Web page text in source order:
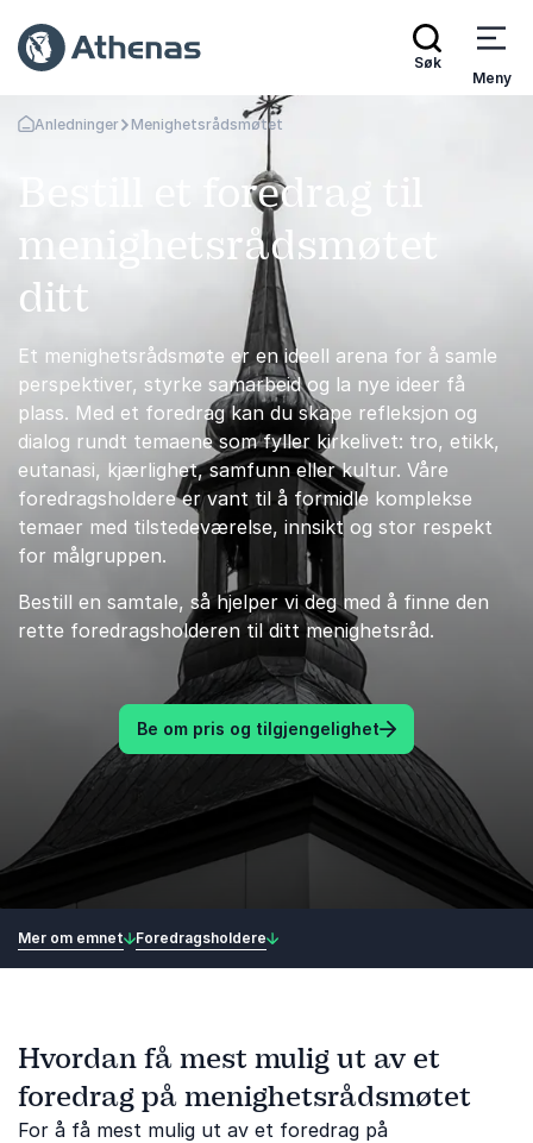
Søk
Meny
Gå tilbake til startsiden
Anledninger Menighetsrådsmøtet
Bestill et foredrag til
menighetsrådsmøtet
ditt
Et menighetsrådsmøte er en ideell arena for å samle
perspektiver, styrke samarbeid og la nye ideer få
plass. Med et foredrag kan du skape refleksjon og
dialog rundt temaene som fyller kirkelivet: tro, etikk,
eutanasi, kjærlighet, samfunn eller kultur. Våre
foredragsholdere er vant til å formidle komplekse
temaer med tilstedeværelse, innsikt og stor respekt
for målgruppen.
Bestill en samtale, så hjelper vi deg med å finne den
rette foredragsholderen til ditt menighetsråd.
Be om pris og tilgjengelighet
Mer om emnet Foredragsholdere
Hvordan få mest mulig ut av et
foredrag på menighetsrådsmøtet
For å få mest mulig ut av et foredrag på